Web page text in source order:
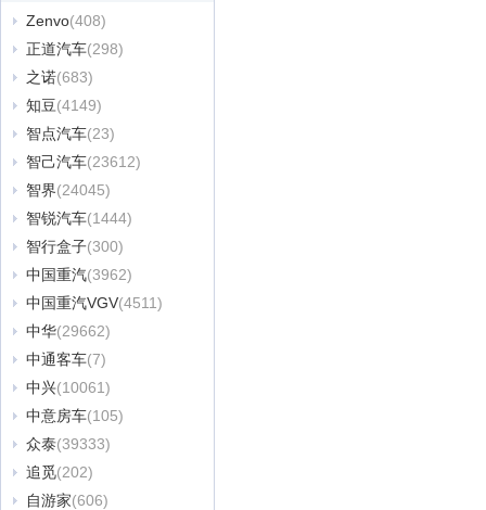
Zenvo(408)
正道汽车(298)
之诺(683)
知豆(4149)
智点汽车(23)
智己汽车(23612)
智界(24045)
智锐汽车(1444)
智行盒子(300)
中国重汽(3962)
中国重汽VGV(4511)
中华(29662)
中通客车(7)
中兴(10061)
中意房车(105)
众泰(39333)
追觅(202)
自游家(606)